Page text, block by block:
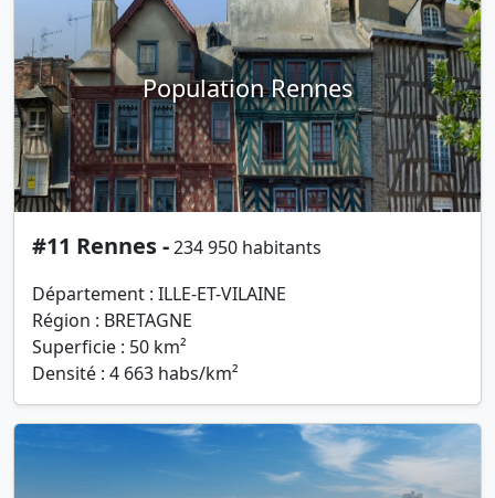
Population Rennes
#11 Rennes -234 950 habitants
Département : ILLE-ET-VILAINE
Région : BRETAGNE
Superficie : 50 km²
Densité : 4 663 habs/km²